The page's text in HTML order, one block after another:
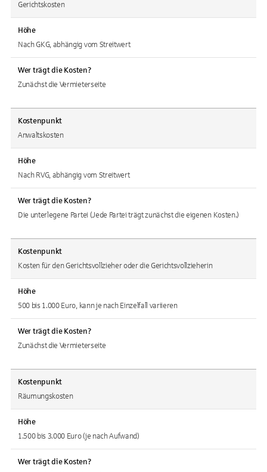
Gerichtskosten
Höhe
Nach GKG, abhängig vom Streitwert
Wer trägt die Kosten?
Zunächst die Vermieterseite
Kostenpunkt
Anwaltskosten
Höhe
Nach RVG, abhängig vom Streitwert
Wer trägt die Kosten?
Die unterlegene Partei (Jede Partei trägt zunächst die eigenen Kosten.)
Kostenpunkt
Kosten für den Gerichtsvollzieher oder die Gerichtsvollzieherin
Höhe
500 bis 1.000 Euro, kann je nach Einzelfall variieren
Wer trägt die Kosten?
Zunächst die Vermieterseite
Kostenpunkt
Räumungskosten
Höhe
1.500 bis 3.000 Euro (je nach Aufwand)
Wer trägt die Kosten?